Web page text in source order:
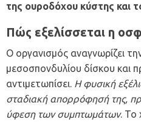
της ουροδόχου κύστης και
Πώς εξελίσσεται η
Ο οργανισμός αναγνωρίζει
μεσοσπονδυλίου δίσκου και
αντιμετωπίσει. Η φυσική
σταδιακή απορρόφησή της,
ύφεση των συμπτωμάτων. Το